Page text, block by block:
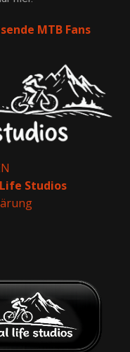
MTB Fans
Studios